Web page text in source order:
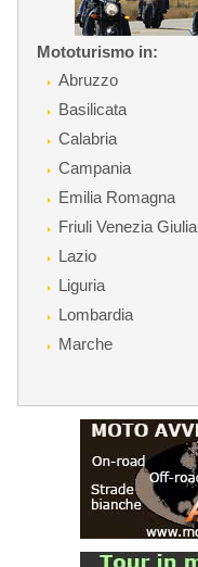
Mototurismo in:
Abruzzo
Basilicata
Calabria
Campania
Emilia Romagna
Friuli Venezia Giulia
Lazio
Liguria
Lombardia
Marche